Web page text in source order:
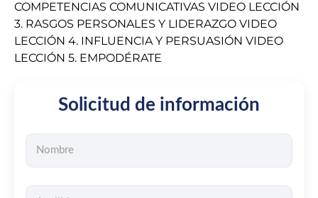
COMPETENCIAS COMUNICATIVAS VIDEO LECCIÓN
3. RASGOS PERSONALES Y LIDERAZGO VIDEO
LECCIÓN 4. INFLUENCIA Y PERSUASIÓN VIDEO
LECCIÓN 5. EMPODÉRATE
Solicitud de información